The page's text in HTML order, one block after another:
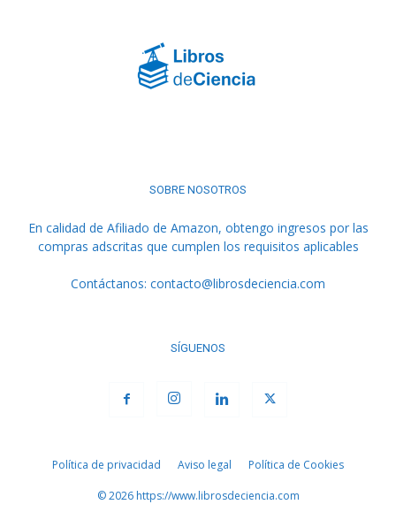
SOBRE NOSOTROS
En calidad de Afiliado de Amazon, obtengo ingresos por las
compras adscritas que cumplen los requisitos aplicables
Contáctanos: contacto@librosdeciencia.com
SÍGUENOS
Política de privacidad Aviso legal Política de Cookies
© 2026 https://www.librosdeciencia.com